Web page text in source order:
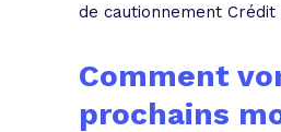
de cautionnement Crédit
Comment
prochains